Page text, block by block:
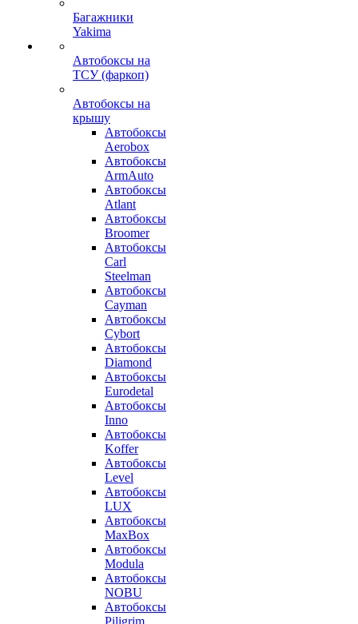
Багажники
Yakima
Автобоксы на
ТСУ (фаркоп)
Автобоксы на
крышу
Автобоксы
Aerobox
Автобоксы
ArmAuto
Автобоксы
Atlant
Автобоксы
Broomer
Автобоксы
Carl
Steelman
Автобоксы
Cayman
Автобоксы
Cybort
Автобоксы
Diamond
Автобоксы
Eurodetal
Автобоксы
Inno
Автобоксы
Koffer
Автобоксы
Level
Автобоксы
LUX
Автобоксы
MaxBox
Автобоксы
Modula
Автобоксы
NOBU
Автобоксы
Piligrim